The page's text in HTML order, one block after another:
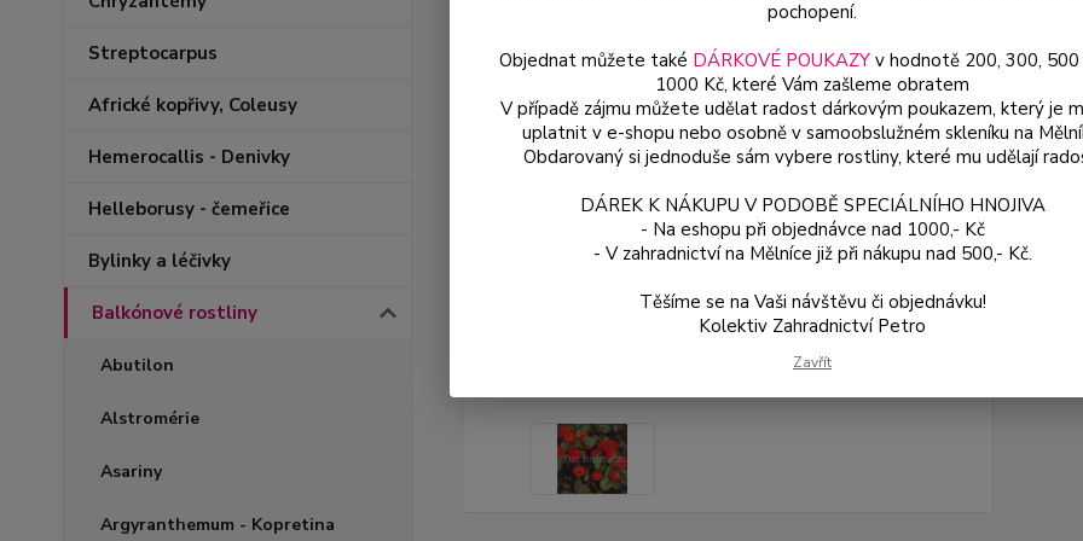
Streptocarpus
Africké kopřivy, Coleusy
Hemerocallis - Denivky
Helleborusy - čemeřice
Bylinky a léčivky
Balkónové rostliny
Abutilon
Alstromérie
Asariny
Argyranthemum - Kopretina
celý
pochopení.
Objednat můžete také DÁRKOVÉ POUKAZYv hodnotě 200, 300, 500
1000 Kč, které Vám zašleme obratem
V případě zájmu můžete udělat radost dárkovým poukazem, který je
uplatnit v e-shopu nebo osobně v samoobslužném skleníku na
Obdarovaný si jednoduše sám vybere rostliny, které mu udělají
DÁREK K NÁKUPU V PODOBĚ SPECIÁLNÍHO HNOJIVA
- Na eshopu při objednávce nad 1000,- Kč
- V zahradnictví na Mělníce již při nákupu nad 500,- Kč.
Těšíme se na Vaši návštěvu či objednávku!
Kolektiv Zahradnictví Petro
Zavřít